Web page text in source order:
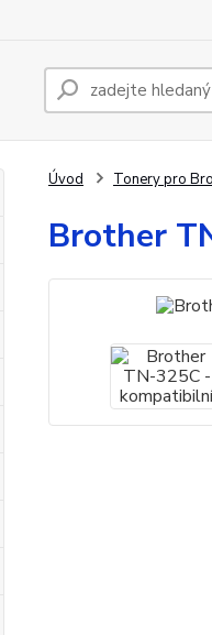
Úvod Tonery pro
Brother